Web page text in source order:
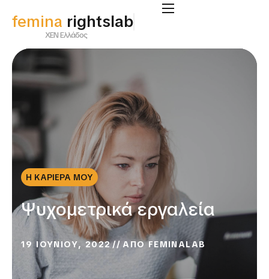
femina rightslab
ΧΕΝ Ελλάδος
Η ΚΑΡΙΕΡΑ ΜΟΥ
Ψυχομετρικά εργαλεία
19 ΙΟΥΝΙΟΥ, 2022 ΑΠΟFEMINALAB